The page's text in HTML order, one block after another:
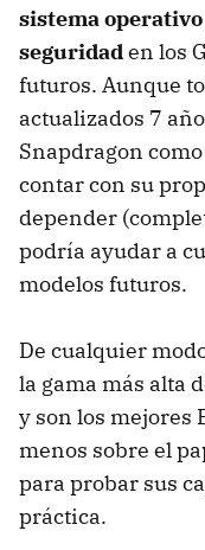
sistema
seguridaden los
futuros. Aunque
actualizados 7
Snapdragon
contar con su
depender
podría ayudar a
modelos futuros.
De cualquier
la gama más alta
y son los mejores
menos sobre el
para probar sus
práctica.